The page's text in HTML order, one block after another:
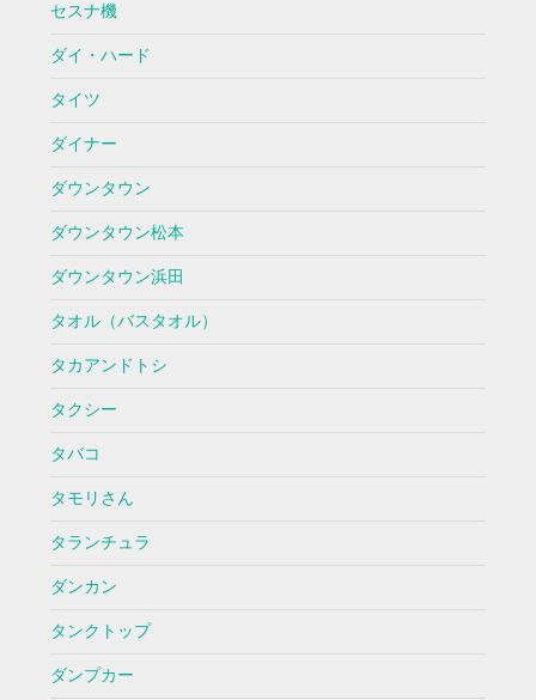
セスナ機
ダイ・ハード
タイツ
ダイナー
ダウンタウン
ダウンタウン松本
ダウンタウン浜田
タオル（バスタオル）
タカアンドトシ
タクシー
タバコ
タモリさん
タランチュラ
ダンカン
タンクトップ
ダンプカー